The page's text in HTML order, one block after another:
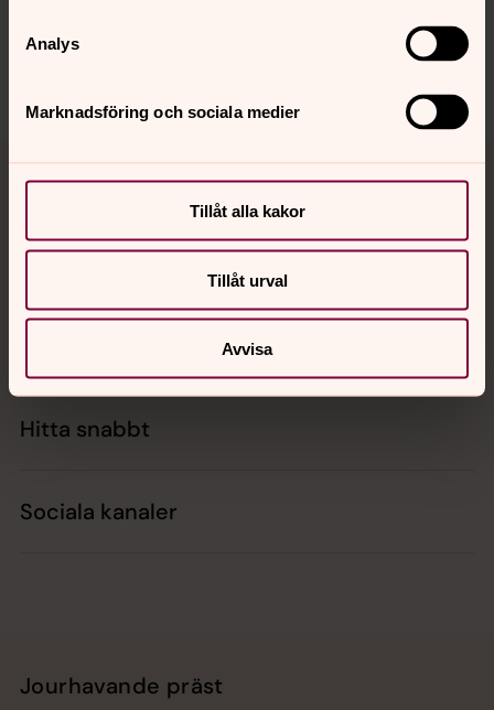
Analys
Marknadsföring och sociala medier
Tillåt alla kakor
Tillåt urval
Avvisa
Dela
Kontakt
Hitta snabbt
Sociala kanaler
Jourhavande präst